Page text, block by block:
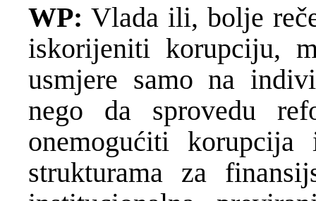
WP: Vlada ili, bolje
iskorijeniti korupciju,
usmjere samo na
nego da sprovedu
onemogućiti
strukturama za